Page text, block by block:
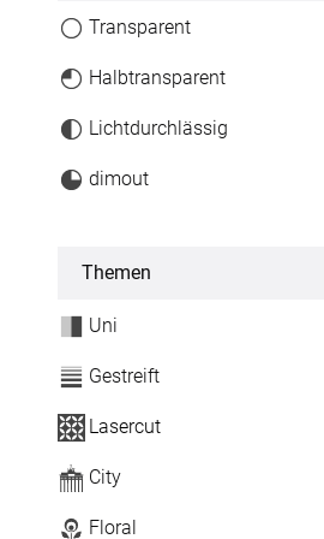
Transparent
Halbtransparent
Lichtdurchlässig
dimout
Themen
Uni
Gestreift
Lasercut
City
Floral